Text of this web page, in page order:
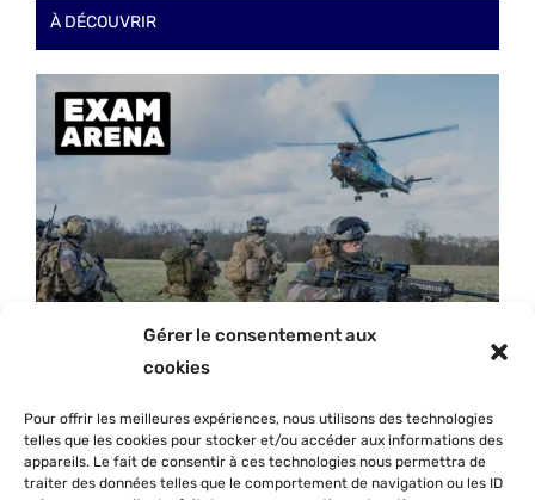
Gérer le consentement aux
cookies
Pour offrir les meilleures expériences, nous utilisons des technologies
telles que les cookies pour stocker et/ou accéder aux informations des
appareils. Le fait de consentir à ces technologies nous permettra de
traiter des données telles que le comportement de navigation ou les ID
À DÉCOUVRIR